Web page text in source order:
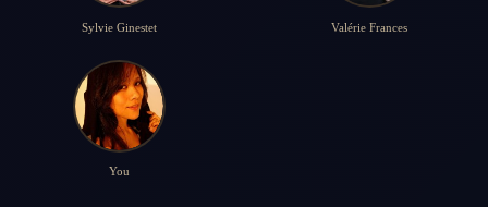
Sylvie Ginestet Valérie Frances
You